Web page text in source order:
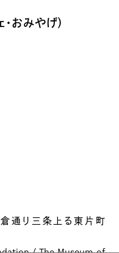
・おみやげ）
通り三条上る東片町